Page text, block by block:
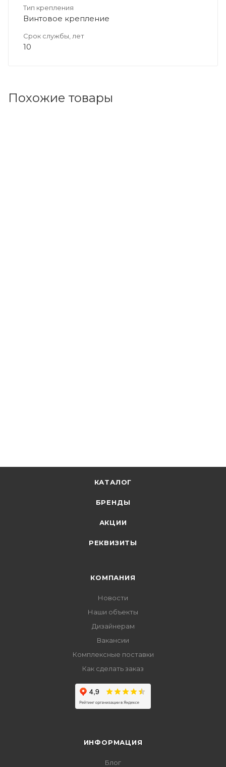
Тип крепления
Винтовое крепление
Срок службы, лет
10
Похожие товары
КАТАЛОГ
БРЕНДЫ
АКЦИИ
РЕКВИЗИТЫ
КОМПАНИЯ
Новости
Наши объекты
Дизайнерам
Вакансии
Комплексные поставки
Как сделать заказ
ИНФОРМАЦИЯ
Блог